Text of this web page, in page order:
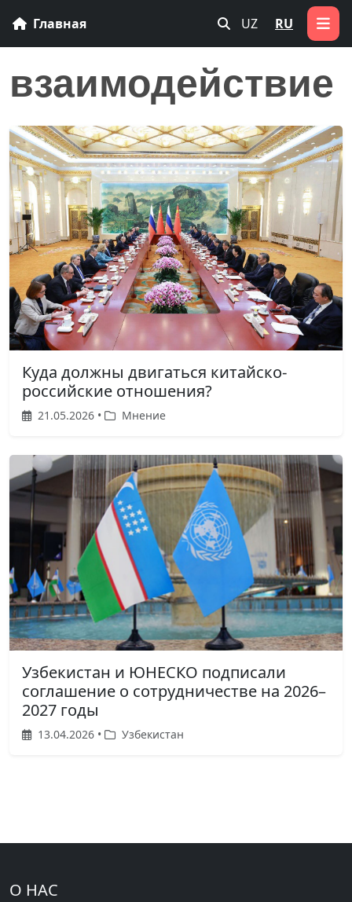
Главная UZ RU
взаимодействие
Куда должны двигаться китайско-
российские отношения?
21.05.2026 • Мнение
Узбекистан и ЮНЕСКО подписали
соглашение о сотрудничестве на 2026–
2027 годы
13.04.2026 • Узбекистан
О НАС